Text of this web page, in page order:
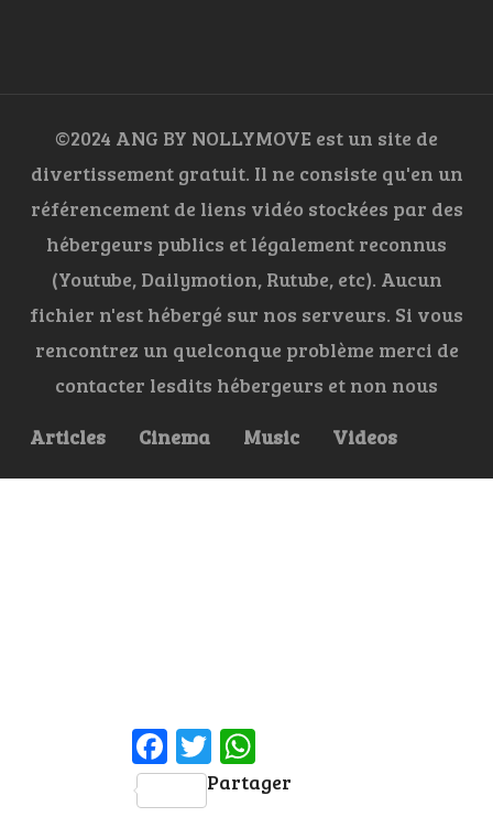
©2024 ANG BY NOLLYMOVE est un site de
divertissement gratuit. Il ne consiste qu'en un
référencement de liens vidéo stockées par des
hébergeurs publics et légalement reconnus
(Youtube, Dailymotion, Rutube, etc). Aucun
fichier n'est hébergé sur nos serveurs. Si vous
rencontrez un quelconque problème merci de
contacter lesdits hébergeurs et non nous
Articles
Cinema Music Videos
Facebook
Twitter
Partager